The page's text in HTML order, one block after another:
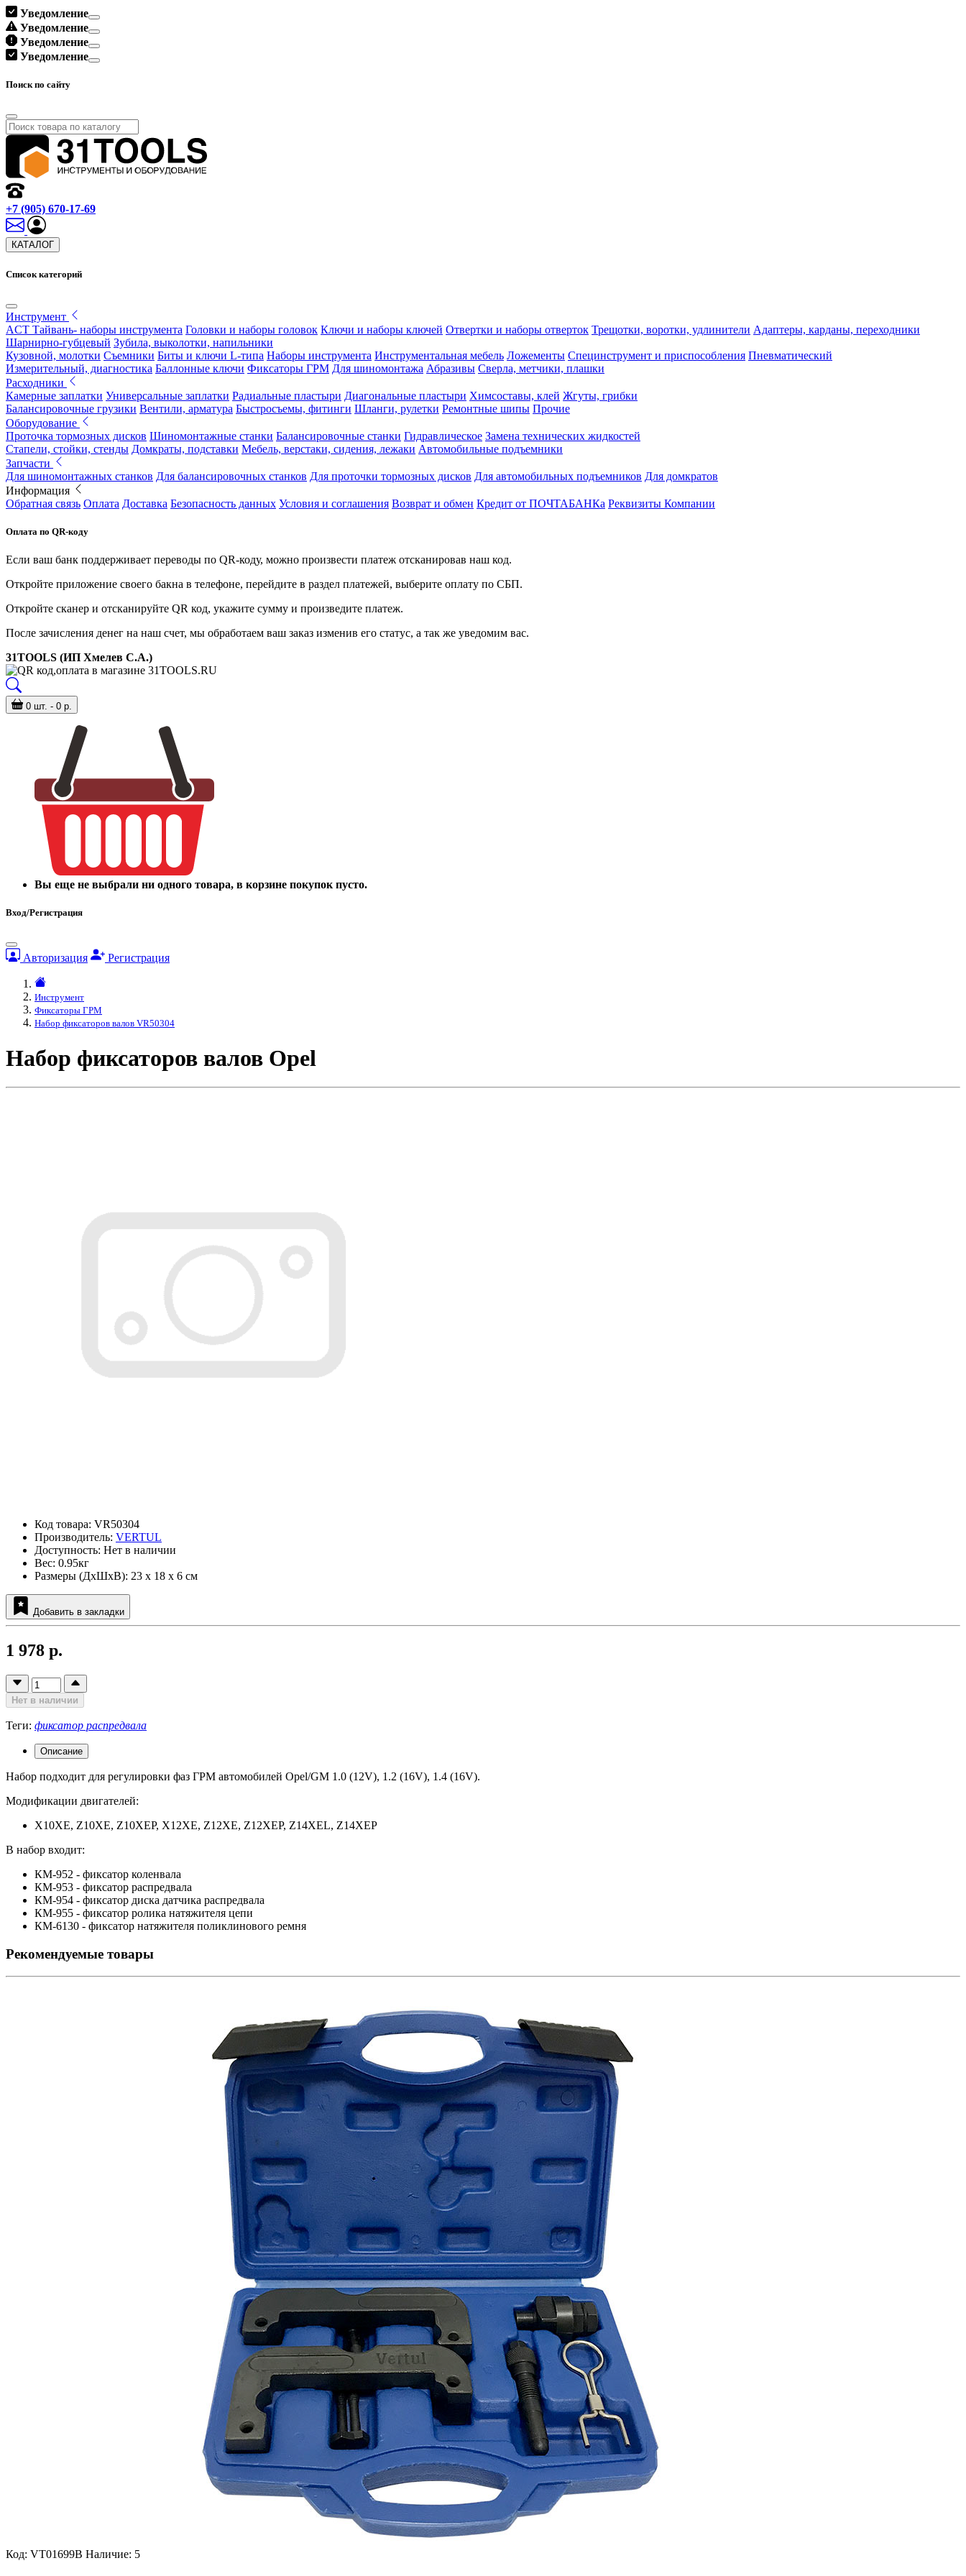
Уведомление
Уведомление
Уведомление
Уведомление
Поиск по сайту
+7 (905) 670-17-69
КАТАЛОГ
Список категорий
Инструмент
ACT Тайвань- наборы инструмента Головки и наборы головок Ключи и наборы ключей Отвертки и наборы отверток Трещотки, воротки, удлинители Адаптеры, карданы, переходники
Шарнирно-губцевый Зубила, выколотки, напильники
Кузовной, молотки Съемники Биты и ключи L-типа Наборы инструмента Инструментальная мебель Ложементы Специнструмент и приспособления Пневматический
Измерительный, диагностика Баллонные ключи Фиксаторы ГРМ Для шиномонтажа Абразивы Сверла, метчики, плашки
Расходники
Камерные заплатки Универсальные заплатки Радиальные пластыри Диагональные пластыри Химсоставы, клей Жгуты, грибки
Балансировочные грузики Вентили, арматура Быстросъемы, фитинги Шланги, рулетки Ремонтные шипы Прочие
Оборудование
Проточка тормозных дисков Шиномонтажные станки Балансировочные станки Гидравлическое Замена технических жидкостей
Стапели, стойки, стенды Домкраты, подставки Мебель, верстаки, сидения, лежаки Автомобильные подъемники
Запчасти
Для шиномонтажных станков Для балансировочных станков Для проточки тормозных дисков Для автомобильных подъемников Для домкратов
Информация
Обратная связь Оплата Доставка Безопасность данных Условия и соглашения Возврат и обмен Кредит от ПОЧТАБАНКа Реквизиты Компании
Оплата по QR-коду
Если ваш банк поддерживает переводы по QR-коду, можно произвести платеж отсканировав наш код.
Откройте приложение своего бакна в телефоне, перейдите в раздел платежей, выберите оплату по СБП.
Откройте сканер и отсканируйте QR код, укажите сумму и произведите платеж.
После зачисления денег на наш счет, мы обработаем ваш заказ изменив его статус, а так же уведомим вас.
31TOOLS (ИП Хмелев С.А.)
0 шт. - 0 р.
Вы еще не выбрали ни одного товара, в корзине покупок пусто.
Вход/Регистрация
Авторизация Регистрация
Инструмент
Фиксаторы ГРМ
Набор фиксаторов валов VR50304
Набор фиксаторов валов Opel
Код товара: VR50304
Производитель: VERTUL
Доступность: Нет в наличии
Вес: 0.95кг
Размеры (ДxШxВ): 23 x 18 x 6 см
Добавить в закладки
1 978 р.
Нет в наличии
Теги: фиксатор распредвала
Описание
Набор подходит для регулировки фаз ГРМ автомобилей Opel/GM 1.0 (12V), 1.2 (16V), 1.4 (16V).
Модификации двигателей:
X10XE, Z10XE, Z10XEP, X12XE, Z12XE, Z12XEP, Z14XEL, Z14XEP
В набор входит:
КМ-952 - фиксатор коленвала
КМ-953 - фиксатор распредвала
КМ-954 - фиксатор диска датчика распредвала
КМ-955 - фиксатор ролика натяжителя цепи
КМ-6130 - фиксатор натяжителя поликлинового ремня
Рекомендуемые товары
Код: VT01699B Наличие: 5